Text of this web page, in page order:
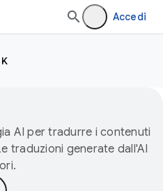
Accedi
AI per tradurre i contenuti
traduzioni generate dall'AI